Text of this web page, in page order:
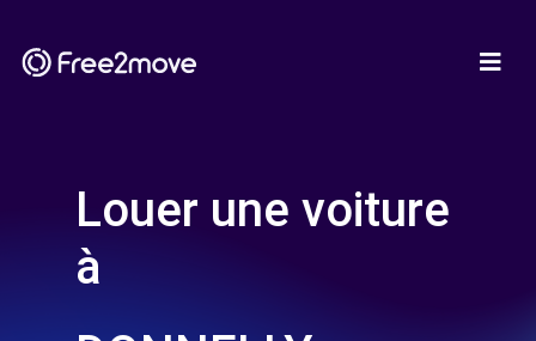
Louer une voiture
à